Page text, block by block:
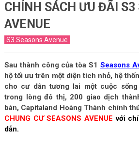
CHÍNH SÁCH ƯU ĐÃI S3
AVENUE
S3 Seasons Avenue
Sau thành công của tòa S1 Seasons
hộ tối ưu trên một diện tích nhỏ, hệ
cho cư dân tương lai một cuộc
trong lòng đô thị, 200 giao dịch
bán, Capitaland Hoàng Thành chính
CHUNG CƯ SEASONS AVENUEvới
dẫn.